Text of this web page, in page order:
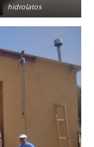
hidrolatos